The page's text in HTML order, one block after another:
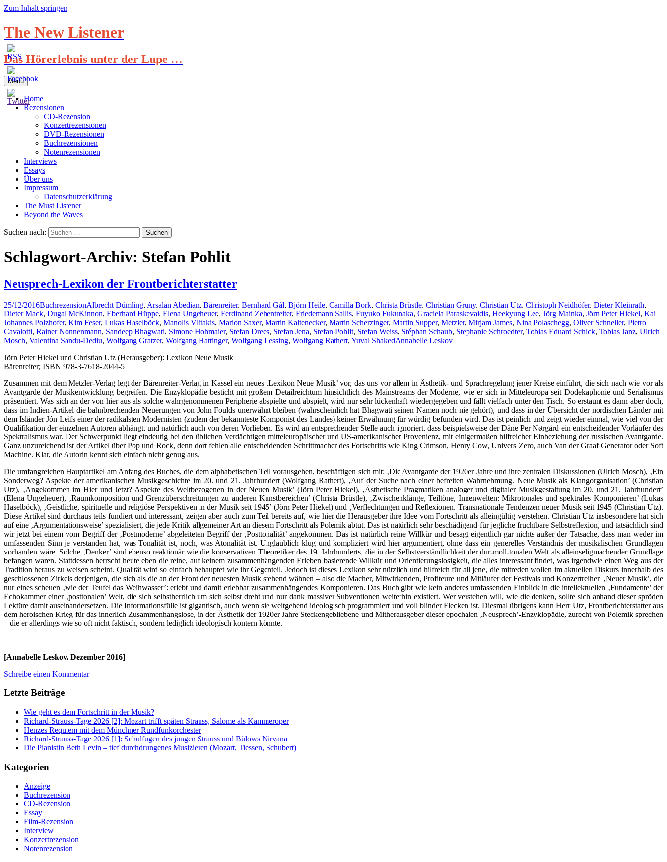
Zum Inhalt springen
The New Listener
Das Hörerlebnis unter der Lupe …
Menü
Home
Rezensionen
CD-Rezension
Konzertrezensionen
DVD-Rezensionen
Buchrezensionen
Notenrezensionen
Interviews
Essays
Über uns
Impressum
Datenschutzerklärung
The Must Listener
Beyond the Waves
Suchen nach:
Schlagwort-Archiv: Stefan Pohlit
Neusprech-Lexikon der Frontberichterstatter
25/12/2016BuchrezensionAlbrecht Dümling, Arsalan Abedian, Bärenreiter, Bernhard Gál, Björn Heile, Camilla Bork, Christa Brüstle, Christian Grüny, Christian Utz, Christoph Neidhöfer, Dieter Kleinrath,
Dieter Mack, Dugal McKinnon, Eberhard Hüppe, Elena Ungeheuer, Ferdinand Zehentreiter, Friedemann Sallis, Fuyuko Fukunaka, Graciela Paraskevaidis, Heekyung Lee, Jörg Mainka, Jörn Peter Hiekel, Kai
Johannes Polzhofer, Kim Feser, Lukas Haselböck, Manolis Vlitakis, Marion Saxer, Martin Kaltenecker, Martin Scherzinger, Martin Supper, Metzler, Mirjam James, Nina Polaschegg, Oliver Schneller, Pietro
Cavalotti, Rainer Nonnenmann, Sandeep Bhagwati, Simone Hohmaier, Stefan Drees, Stefan Jena, Stefan Pohlit, Stefan Weiss, Stéphan Schaub, Stephanie Schroedter, Tobias Eduard Schick, Tobias Janz, Ulrich
Mosch, Valentina Sandu-Dediu, Wolfgang Gratzer, Wolfgang Hattinger, Wolfgang Lessing, Wolfgang Rathert, Yuval ShakedAnnabelle Leskov
Jörn Peter Hiekel und Christian Utz (Herausgeber): Lexikon Neue Musik
Bärenreiter; ISBN 978-3-7618-2044-5
Zusammen mit dem Metzler-Verlag legt der Bärenreiter-Verlag in Kassel ein neues ‚Lexikon Neue Musik’ vor, das uns vor allem in Ästhetik- und Sprachregelung jener Kreise einführt, die sich nach wie vor als
Avantgarde der Musikentwicklung begreifen. Die Enzyklopädie besticht mit großem Detailreichtum hinsichtlich des Mainstreams der Moderne, wie er sich in Mitteleuropa seit Dodekaphonie und Serialismus
präsentiert. Was sich an der von hier aus als solche wahrgenommenen Peripherie abspielte und abspielt, wird nur sehr lückenhaft wiedergegeben und fällt vielfach unter den Tisch. So erstaunt es dann aber doch,
dass im Indien-Artikel die bahnbrechenden Neuerungen von John Foulds unerwähnt bleiben (wahrscheinlich hat Bhagwati seinen Namen noch nie gehört), und dass in der Übersicht der nordischen Länder mit
dem Isländer Jón Leifs einer der radikalsten Modernisten (zudem der bekannteste Komponist des Landes) keiner Erwähnung für würdig befunden wird. Das ist peinlich und zeigt wieder einmal, wie viel von der
Qualifikation der einzelnen Autoren abhängt, und natürlich auch von deren Vorlieben. Es wird an entsprechender Stelle auch ignoriert, dass beispielsweise der Däne Per Nørgård ein entscheidender Vorläufer des
Spektralismus war. Der Schwerpunkt liegt eindeutig bei den üblichen Verdächtigen mitteleuropäischer und US-amerikanischer Provenienz, mit einigermaßen hilfreicher Einbeziehung der russischen Avantgarde.
Ganz unzureichend ist der Artikel über Pop und Rock, denn dort fehlen alle entscheidenden Schrittmacher des Fortschritts wie King Crimson, Henry Cow, Univers Zero, auch Van der Graaf Generator oder Soft
Machine. Klar, die Autorin kennt sich einfach nicht genug aus.
Die umfangreichen Hauptartikel am Anfang des Buches, die dem alphabetischen Teil vorausgehen, beschäftigen sich mit: ‚Die Avantgarde der 1920er Jahre und ihre zentralen Diskussionen (Ulrich Mosch), ‚Ein
Sonderweg? Aspekte der amerikanischen Musikgeschichte im 20. und 21. Jahrhundert (Wolfgang Rathert), ‚Auf der Suche nach einer befreiten Wahrnehmung. Neue Musik als Klangorganisation’ (Christian
Utz), ‚Angekommen im Hier und Jetzt? Aspekte des Weltbezogenen in der Neuen Musik’ (Jörn Peter Hiekel), ‚Ästhetische Pragmatiken analoger und digitaler Musikgestaltung im 20. und 21. Jahrhundert’
(Elena Ungeheuer), ‚Raumkomposition und Grenzüberschreitungen zu anderen Kunstbereichen’ (Christa Brüstle), ‚Zwischenklänge, Teiltöne, Innenwelten: Mikrotonales und spektrales Komponieren’ (Lukas
Haselböck), ‚Geistliche, spirituelle und religiöse Perspektiven in der Musik seit 1945’ (Jörn Peter Hiekel) und ‚Verflechtungen und Reflexionen. Transnationale Tendenzen neuer Musik seit 1945 (Christian Utz).
Diese Artikel sind durchaus teils fundiert und interessant, zeigen aber auch zum Teil bereits auf, wie hier die Herausgeber ihre Idee vom Fortschritt als alleingültig verstehen. Christian Utz insbesondere hat sich
auf eine ‚Argumentationsweise’ spezialisiert, die jede Kritik allgemeiner Art an diesem Fortschritt als Polemik abtut. Das ist natürlich sehr beschädigend für jegliche fruchtbare Selbstreflexion, und tatsächlich sind
wir jetzt bei einem vom Begriff der ‚Postmoderne’ abgeleiteten Begriff der ‚Posttonalität’ angekommen. Das ist natürlich reine Willkür und besagt eigentlich gar nichts außer der Tatsache, dass man weder im
umfassenden Sinn je verstanden hat, was Tonalität ist, noch, was Atonalität ist. Unglaublich klug und kompliziert wird hier argumentiert, ohne dass ein generelles Verständnis der musikalischen Grundlagen
vorhanden wäre. Solche ‚Denker’ sind ebenso reaktionär wie die konservativen Theoretiker des 19. Jahrhunderts, die in der Selbstverständlichkeit der dur-moll-tonalen Welt als alleinseligmachender Grundlage
befangen waren. Stattdessen herrscht heute eben die reine, auf keinem zusammenhängenden Erleben basierende Willkür und Orientierungslosigkeit, die alles interessant findet, was irgendwie einen Weg aus der
Tradition heraus zu weisen scheint. Qualität wird so einfach behauptet wie ihr Gegenteil. Jedoch ist dieses Lexikon sehr nützlich und hilfreich für all jene, die mitreden wollen im aktuellen Diskurs innerhalb des
geschlossenen Zirkels derjenigen, die sich als die an der Front der neuesten Musik stehend wähnen – also die Macher, Mitwirkenden, Profiteure und Mitläufer der Festivals und Konzertreihen ‚Neuer Musik’, die
nur eines scheuen ‚wie der Teufel das Weihwasser’: erlebt und damit erlebbar zusammenhängendes Komponieren. Das Buch gibt wie kein anderes umfassenden Einblick in die intellektuellen ‚Fundamente’ der
Echokammer einer ‚posttonalen’ Welt, die sich selbstherrlich um sich selbst dreht und nur dank massiver Subventionen weiterhin existiert. Wer verstehen will, wie die denken, sollte sich anhand dieser spröden
Lektüre damit auseinandersetzen. Die Informationsfülle ist gigantisch, auch wenn sie weitgehend ideologisch programmiert und voll blinder Flecken ist. Diesmal übrigens kann Herr Utz, Frontberichterstatter aus
dem heroischen Krieg für das innerlich Zusammenhangslose, in der Ästhetik der 1920er Jahre Steckengebliebene und Mitherausgeber dieser epochalen ‚Neusprech’-Enzyklopädie, zurecht von Polemik sprechen
– die er allerdings wie so oft nicht faktisch, sondern lediglich ideologisch kontern könnte.
[Annabelle Leskov, Dezember 2016]
Schreibe einen Kommentar
Letzte Beiträge
Wie geht es dem Fortschritt in der Musik?
Richard-Strauss-Tage 2026 [2]: Mozart trifft späten Strauss, Salome als Kammeroper
Henzes Requiem mit dem Münchner Rundfunkorchester
Richard-Strauss-Tage 2026 [1]: Schulfugen des jungen Strauss und Bülows Nirvana
Die Pianistin Beth Levin – tief durchdrungenes Musizieren (Mozart, Tiessen, Schubert)
Kategorien
Anzeige
Buchrezension
CD-Rezension
Essay
Film-Rezension
Interview
Konzertrezension
Notenrezension